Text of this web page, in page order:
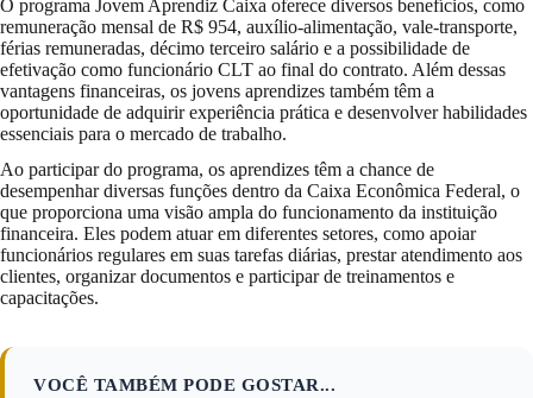
O programa Jovem Aprendiz Caixa oferece diversos benefícios, como
remuneração mensal de R$ 954, auxílio-alimentação, vale-transporte,
férias remuneradas, décimo terceiro salário e a possibilidade de
efetivação como funcionário CLT ao final do contrato. Além dessas
vantagens financeiras, os jovens aprendizes também têm a
oportunidade de adquirir experiência prática e desenvolver habilidades
essenciais para o mercado de trabalho.
Ao participar do programa, os aprendizes têm a chance de
desempenhar diversas funções dentro da Caixa Econômica Federal, o
que proporciona uma visão ampla do funcionamento da instituição
financeira. Eles podem atuar em diferentes setores, como apoiar
funcionários regulares em suas tarefas diárias, prestar atendimento aos
clientes, organizar documentos e participar de treinamentos e
capacitações.
VOCÊ TAMBÉM PODE GOSTAR...